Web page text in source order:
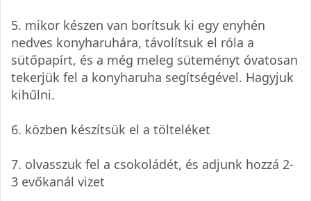
5. mikor készen van borítsuk ki egy enyhén
nedves konyharuhára, távolítsuk el róla a
sütőpapírt, és a még meleg süteményt óvatosan
tekerjük fel a konyharuha segítségével. Hagyjuk
kihűlni.
6. közben készítsük el a tölteléket
7. olvasszuk fel a csokoládét, és adjunk hozzá 2-
3 evőkanál vizet